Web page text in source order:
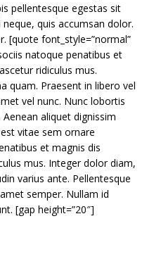
pellentesque egestas sit
quis accumsan dolor.
[quote font_style=”normal”
natoque penatibus et
ridiculus mus.
quam. Praesent in libero vel
vel nunc. Nunc lobortis
aliquet dignissim
vitae sem ornare
et magnis dis
mus. Integer dolor diam,
varius ante. Pellentesque
semper. Nullam id
[gap height=”20″]